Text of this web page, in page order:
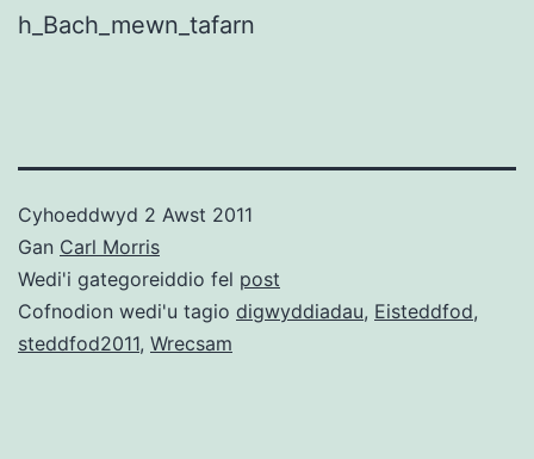
h_Bach_mewn_tafarn
Cyhoeddwyd 2 Awst 2011
Gan Carl Morris
Wedi'i gategoreiddio fel post
Cofnodion wedi'u tagio digwyddiadau, Eisteddfod,
steddfod2011, Wrecsam